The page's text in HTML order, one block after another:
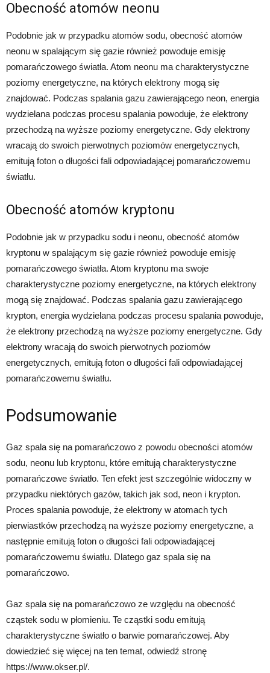
Obecność atomów neonu
Podobnie jak w przypadku atomów sodu, obecność atomów
neonu w spalającym się gazie również powoduje emisję
pomarańczowego światła. Atom neonu ma charakterystyczne
poziomy energetyczne, na których elektrony mogą się
znajdować. Podczas spalania gazu zawierającego neon, energia
wydzielana podczas procesu spalania powoduje, że elektrony
przechodzą na wyższe poziomy energetyczne. Gdy elektrony
wracają do swoich pierwotnych poziomów energetycznych,
emitują foton o długości fali odpowiadającej pomarańczowemu
światłu.
Obecność atomów kryptonu
Podobnie jak w przypadku sodu i neonu, obecność atomów
kryptonu w spalającym się gazie również powoduje emisję
pomarańczowego światła. Atom kryptonu ma swoje
charakterystyczne poziomy energetyczne, na których elektrony
mogą się znajdować. Podczas spalania gazu zawierającego
krypton, energia wydzielana podczas procesu spalania powoduje,
że elektrony przechodzą na wyższe poziomy energetyczne. Gdy
elektrony wracają do swoich pierwotnych poziomów
energetycznych, emitują foton o długości fali odpowiadającej
pomarańczowemu światłu.
Podsumowanie
Gaz spala się na pomarańczowo z powodu obecności atomów
sodu, neonu lub kryptonu, które emitują charakterystyczne
pomarańczowe światło. Ten efekt jest szczególnie widoczny w
przypadku niektórych gazów, takich jak sod, neon i krypton.
Proces spalania powoduje, że elektrony w atomach tych
pierwiastków przechodzą na wyższe poziomy energetyczne, a
następnie emitują foton o długości fali odpowiadającej
pomarańczowemu światłu. Dlatego gaz spala się na
pomarańczowo.
Gaz spala się na pomarańczowo ze względu na obecność
cząstek sodu w płomieniu. Te cząstki sodu emitują
charakterystyczne światło o barwie pomarańczowej. Aby
dowiedzieć się więcej na ten temat, odwiedź stronę
https://www.okser.pl/.